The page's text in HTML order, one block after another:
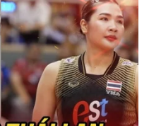
Quân sự - Quốc phòng